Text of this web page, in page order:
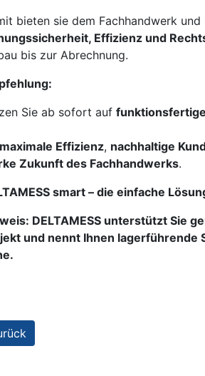
bieten sie dem Fachhandwerk und
Effizienz und
bis zur Abrechnung.
Sie ab sofort auf
maximale Effizienz, nachhaltige
Zukunft des Fachhandwerks.
smart – die einfache
DELTAMESS unterstützt Sie
und nennt Ihnen lagerführende